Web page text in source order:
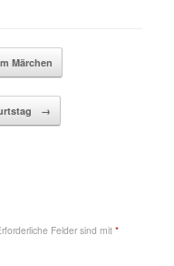
Märchen
→
Felder sind mit *